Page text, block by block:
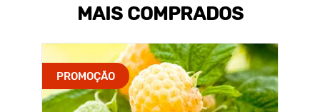
MAIS COMPRADOS
PROMOÇÃO